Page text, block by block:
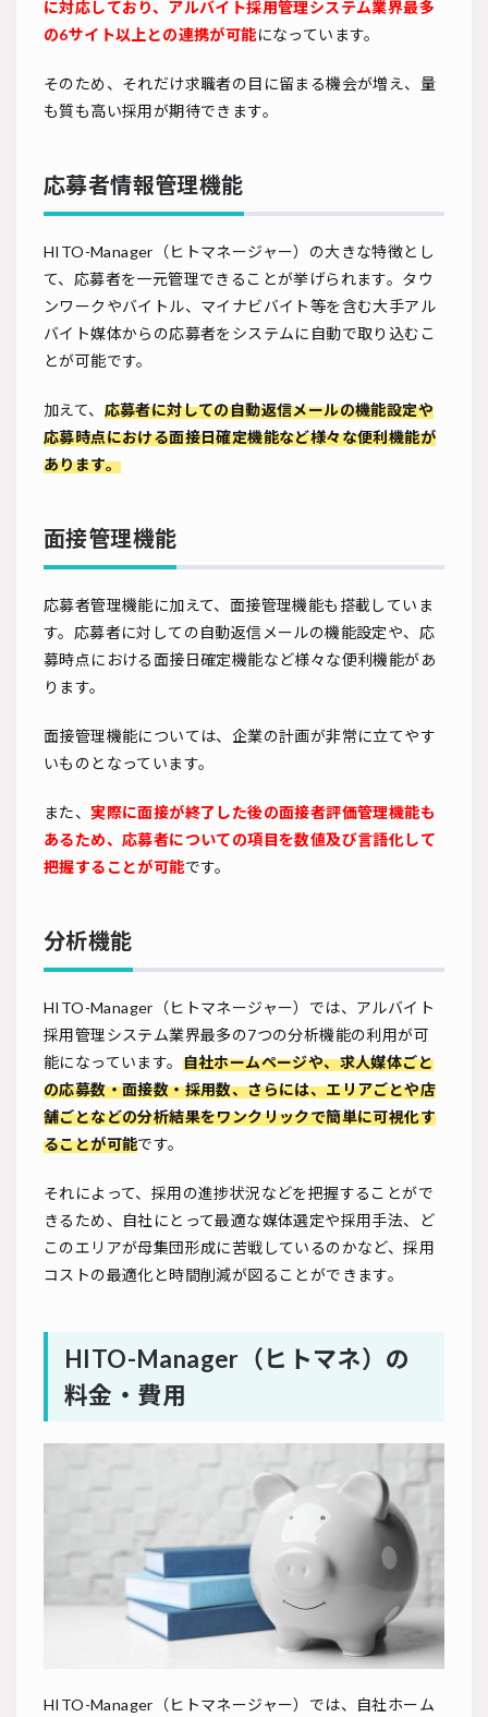
に対応しており、アルバイト採用管理システム業界最多
の6サイト以上との連携が可能になっています。
そのため、それだけ求職者の目に留まる機会が増え、量
も質も高い採用が期待できます。
応募者情報管理機能
HITO-Manager（ヒトマネージャー）の大きな特徴とし
て、応募者を一元管理できることが挙げられます。タウ
ンワークやバイトル、マイナビバイト等を含む大手アル
バイト媒体からの応募者をシステムに自動で取り込むこ
とが可能です。
加えて、 応募者に対しての自動返信メールの機能設定や
応募時点における面接日確定機能など様々な便利機能が
あります。
面接管理機能
応募者管理機能に加えて、面接管理機能も搭載していま
す。応募者に対しての自動返信メールの機能設定や、応
募時点における面接日確定機能など様々な便利機能があ
ります。
面接管理機能については、企業の計画が非常に立てやす
いものとなっています。
また、実際に面接が終了した後の面接者評価管理機能も
あるため、応募者についての項目を数値及び言語化して
把握することが可能です。
分析機能
HITO-Manager（ヒトマネージャー）では、アルバイト
採用管理システム業界最多の7つの分析機能の利用が可
能になっています。 自社ホームページや、求人媒体ごと
の応募数・面接数・採用数、さらには、エリアごとや店
舗ごとなどの分析結果をワンクリックで簡単に可視化す
ることが可能です。
それによって、採用の進捗状況などを把握することがで
きるため、自社にとって最適な媒体選定や採用手法、ど
このエリアが母集団形成に苦戦しているのかなど、採用
コストの最適化と時間削減が図ることができます。
HITO-Manager（ヒトマネ）の
料金・費用
HITO-Manager（ヒトマネージャー）では、自社ホーム